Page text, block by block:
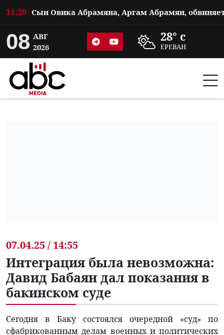
11:20
08 АВГ
2026
28° c
ЕРЕВАН
07.04.25 / 14:55
Интеграция была невозможна:
Давид Бабаян дал показания в
бакинском суде
Сегодня в Баку состоялся очередной «суд» по
сфабрикованным делам военных и политических